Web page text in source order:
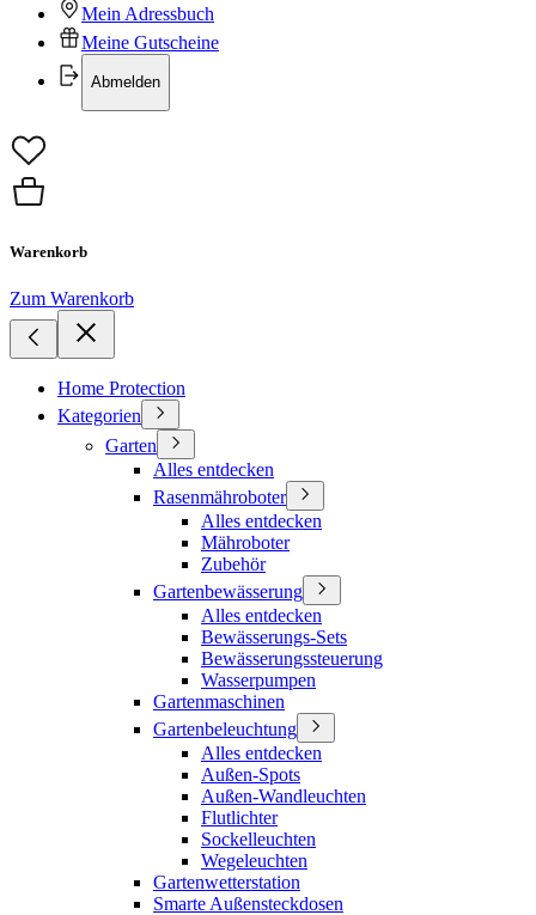
Mein Adressbuch
Meine Gutscheine
Abmelden
Warenkorb
Zum Warenkorb
Home Protection
Kategorien
Garten
Alles entdecken
Rasenmähroboter
Alles entdecken
Mähroboter
Zubehör
Gartenbewässerung
Alles entdecken
Bewässerungs-Sets
Bewässerungssteuerung
Wasserpumpen
Gartenmaschinen
Gartenbeleuchtung
Alles entdecken
Außen-Spots
Außen-Wandleuchten
Flutlichter
Sockelleuchten
Wegeleuchten
Gartenwetterstation
Smarte Außensteckdosen